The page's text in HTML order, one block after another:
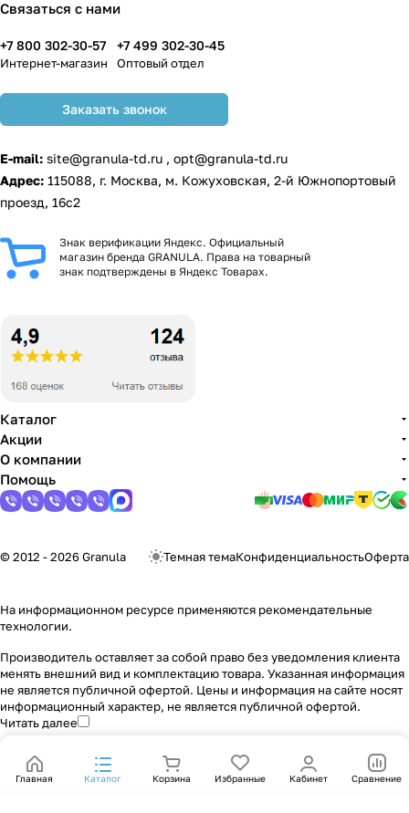
Связаться с нами
+7 800 302-30-57
Интернет-магазин
+7 499 302-30-45
Оптовый отдел
Заказать звонок
E-mail: site@granula-td.ru , opt@granula-td.ru
Адрес: 115088, г. Москва, м. Кожуховская, 2-й Южнопортовый
проезд, 16с2
Знак верификации Яндекс. Официальный
магазин бренда GRANULA. Права на товарный
знак подтверждены в Яндекс Товарах.
Каталог
Акции
О компании
Помощь
© 2012 - 2026 Granula Темная темаКонфиденциальностьОферта
На информационном ресурсе применяются рекомендательные
технологии.
Производитель оставляет за собой право без уведомления клиента
менять внешний вид и комплектацию товара. Указанная информация
не является публичной офертой. Цены и информация на сайте носят
информационный характер, не является публичной офертой.
Читать далее
Главная Каталог Корзина Избранные Кабинет Сравнение